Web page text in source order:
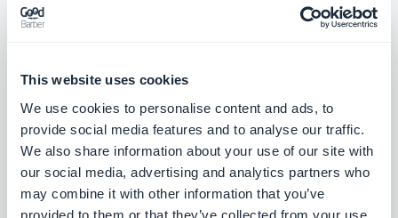
This website uses cookies
We use cookies to personalise content and ads, to
provide social media features and to analyse our traffic.
We also share information about your use of our site with
our social media, advertising and analytics partners who
may combine it with other information that you’ve
provided to them or that they’ve collected from your use
tusindvis af andre onlinetjenester. Det er
for at bruge denne tilføjelse)
Søg efter e-handel
Integrer en intern søgemaskine i din app,
så brugerne kan finde dine produkter på et
øjeblik med GoodBarbers Search-
udvidelse.
Gratis